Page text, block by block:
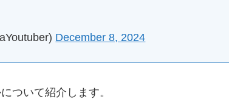
December 8, 2024
ついて紹介します。